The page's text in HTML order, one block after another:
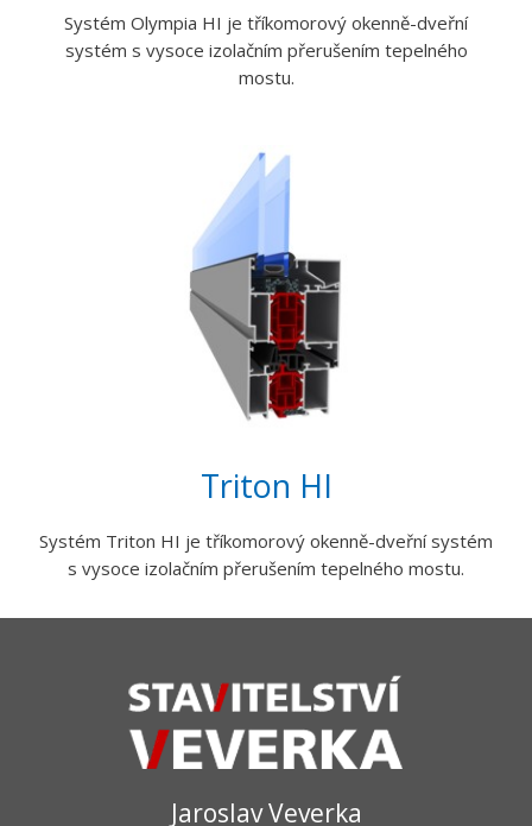
Systém Olympia HI je tříkomorový okenně-dveřní
systém s vysoce izolačním přerušením tepelného
mostu.
Triton HI
Systém Triton HI je tříkomorový okenně-dveřní systém
s vysoce izolačním přerušením tepelného mostu.
Jaroslav Veverka